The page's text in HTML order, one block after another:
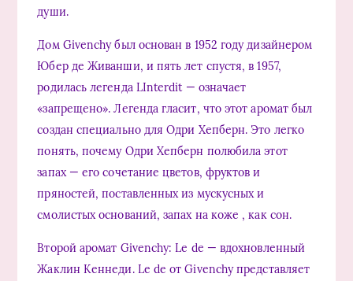
души.
Дом Givenchy был основан в 1952 году дизайнером
Юбер де Живанши, и пять лет спустя, в 1957,
родилась легенда LInterdit — означает
«запрещено». Легенда гласит, что этот аромат был
создан специально для Одри Хепберн. Это легко
понять, почему Одри Хепберн полюбила этот
запах — его сочетание цветов, фруктов и
пряностей, поставленных из мускусных и
смолистых оснований, запах на коже , как сон.
Второй аромат Givenchy: Le dе — вдохновленный
Жаклин Кеннеди. Le de от Givenchy представляет